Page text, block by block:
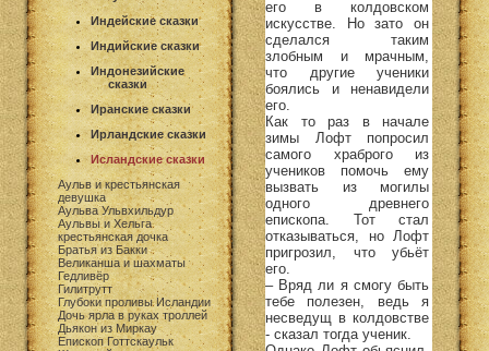
Индейские сказки
Индийские сказки
Индонезийские
сказки
Иранские сказки
Ирландские сказки
Исландские сказки
Аульв и крестьянская
девушка
Аульва Ульвхильдур
Аульвы и Хельга
крестьянская дочка
Братья из Бакки
Великанша и шахматы
Гедливёр
Гилитрутт
Глубоки проливы Исландии
Дочь ярла в руках троллей
Дьякон из Миркау
Епископ Готтскаульк
его в колдовском
искусстве. Но зато он
сделался таким
злобным и мрачным,
что другие ученики
боялись и ненавидели
его.
Как то раз в начале
зимы Лофт попросил
самого храброго из
учеников помочь ему
вызвать из могилы
одного древнего
епископа. Тот стал
отказываться, но Лофт
пригрозил, что убьёт
его.
– Вряд ли я смогу быть
тебе полезен, ведь я
несведущ в колдовстве
- сказал тогда ученик.